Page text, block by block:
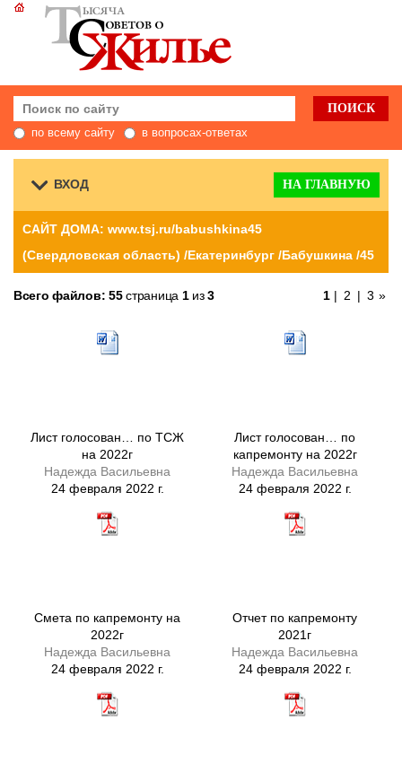
по всему сайту в вопросах-ответах
ВХОД НА ГЛАВНУЮ
САЙТ ДОМА: www.tsj.ru/babushkina45
(Свердловская область) /Екатеринбург /Бабушкина /45
Всего файлов: 55страница 1 из3 1| 2 | 3 »
Лист голосован… по ТСЖ
на 2022г
Надежда Васильевна
24 февраля 2022 г.
Лист голосован… по
капремонту на 2022г
Надежда Васильевна
24 февраля 2022 г.
Смета по капремонту на
2022г
Надежда Васильевна
24 февраля 2022 г.
Отчет по капремонту
2021г
Надежда Васильевна
24 февраля 2022 г.